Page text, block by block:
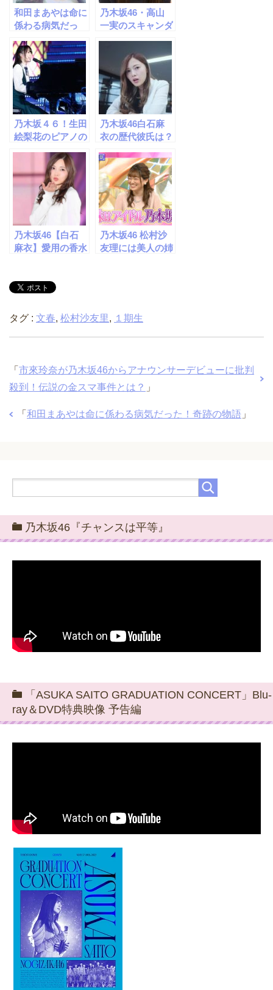
和田まあやは命に
係わる病気だっ
乃木坂46・高山
一実のスキャンダ
像が流出？
乃木坂４６！生田
絵梨花のピアノの
乃木坂46白石麻
衣の歴代彼氏は？
係とは？
乃木坂46【白石
麻衣】愛用の香水
乃木坂46 松村沙
友理には美人の姉
タグ : 文春, 松村沙友里, １期生
「 市來玲奈が乃木坂46からアナウンサーデビューに批判
殺到！伝説の金スマ事件とは？ 」
「 和田まあやは命に係わる病気だった！奇跡の物語 」
乃木坂46『チャンスは平等』
「ASUKA SAITO GRADUATION CONCERT」Blu-
ray＆DVD特典映像 予告編